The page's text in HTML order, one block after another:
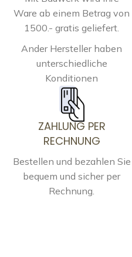
Ware ab einem Betrag von
1500.- gratis geliefert.
Ander Hersteller haben
unterschiedliche
Konditionen
ZAHLUNG PER
RECHNUNG
Bestellen und bezahlen Sie
bequem und sicher per
Rechnung.